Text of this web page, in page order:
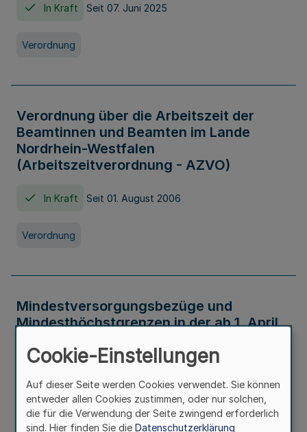
In Kraft Seit 07. Juni 2025
Verordnung
Verordnung über die Arbeitszeit der
Beamtinnen und Beamten im Lande
Nordrhein-Westfalen
(Arbeitszeitverordnung - AZVO)
In Kraft Seit 01. August 2006
Verordnung
Mindestversorgungsbezüge und
Mindesthöchstgrenzen in der ab 1. April
Verwaltungsvorschrift
Cookie-Einstellungen
Auf dieser Seite werden Cookies verwendet. Sie können
entweder allen Cookies zustimmen, oder nur solchen,
die für die Verwendung der Seite zwingend erforderlich
sind. Hier finden Sie die Datenschutzerklärung